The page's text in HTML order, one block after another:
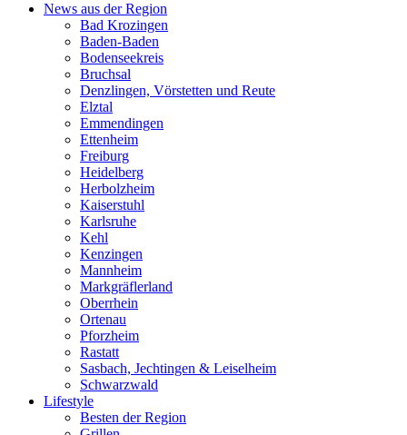
News aus der Region
Bad Krozingen
Baden-Baden
Bodenseekreis
Bruchsal
Denzlingen, Vörstetten und Reute
Elztal
Emmendingen
Ettenheim
Freiburg
Heidelberg
Herbolzheim
Kaiserstuhl
Karlsruhe
Kehl
Kenzingen
Mannheim
Markgräflerland
Oberrhein
Ortenau
Pforzheim
Rastatt
Sasbach, Jechtingen & Leiselheim
Schwarzwald
Lifestyle
Besten der Region